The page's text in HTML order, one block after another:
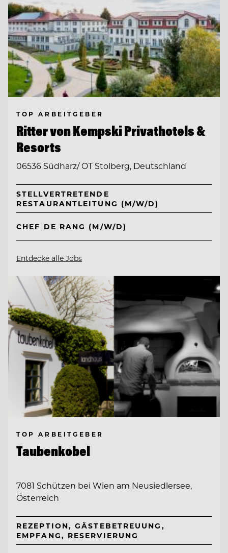
TOP ARBEITGEBER
Ritter von Kempski Privathotels &
Resorts
06536 Südharz/ OT Stolberg, Deutschland
STELLVERTRETENDE
RESTAURANTLEITUNG (M/W/D)
CHEF DE RANG (M/W/D)
Entdecke alle Jobs
TOP ARBEITGEBER
Taubenkobel
7081 Schützen bei Wien am Neusiedlersee,
Österreich
REZEPTION, GÄSTEBETREUUNG,
EMPFANG, RESERVIERUNG